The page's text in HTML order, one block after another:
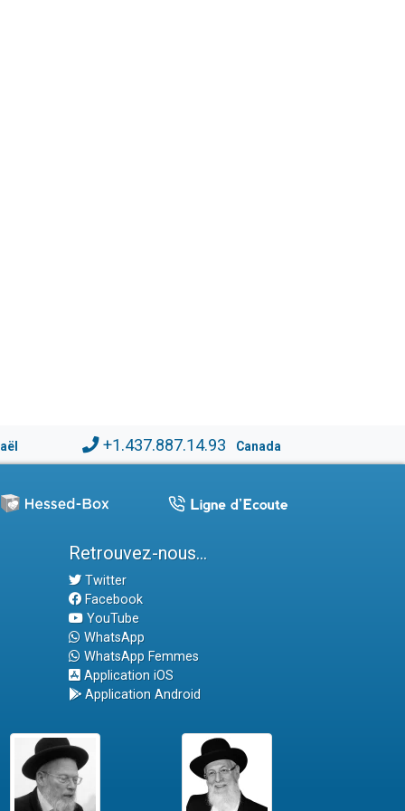
+1.437.887.14.93 Canada
Retrouvez-nous...
Twitter
Facebook
YouTube
WhatsApp
WhatsApp Femmes
Application iOS
Application Android